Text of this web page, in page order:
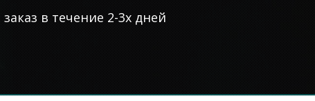
в течение 2-3х дней